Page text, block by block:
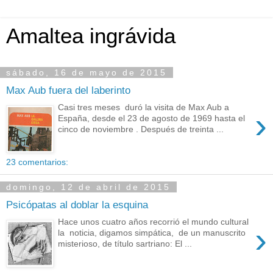
Amaltea ingrávida
sábado, 16 de mayo de 2015
Max Aub fuera del laberinto
›
Casi tres meses duró la visita de Max Aub a
España, desde el 23 de agosto de 1969 hasta el
cinco de noviembre . Después de treinta ...
23 comentarios:
domingo, 12 de abril de 2015
Psicópatas al doblar la esquina
›
Hace unos cuatro años recorrió el mundo cultural
la noticia, digamos simpática, de un manuscrito
misterioso, de título sartriano: El ...